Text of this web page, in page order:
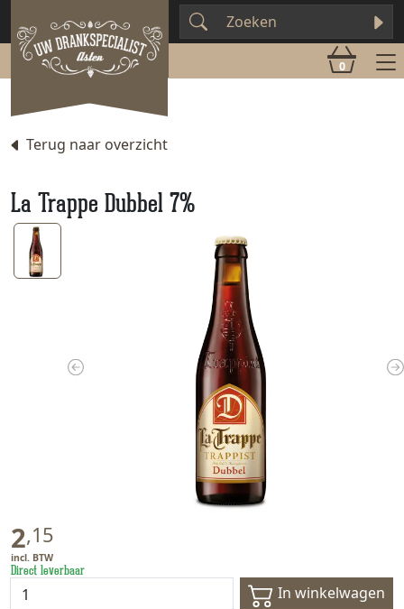
0
Terug naar overzicht
La Trappe Dubbel 7%
Previous
2,15
Direct leverbaar
In winkelwagen